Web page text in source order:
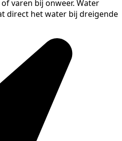
varen bij onweer. Water
direct het water bij dreigende